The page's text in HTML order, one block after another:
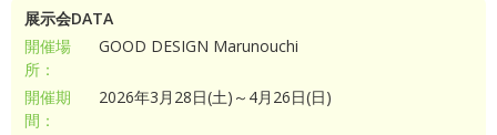
展示会DATA
開催場
所：
GOOD DESIGN Marunouchi
開催期
間：
2026年3月28日(土)～4月26日(日)